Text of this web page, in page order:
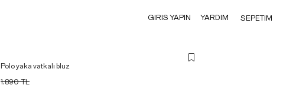
GIRIS YAPIN YARDIM SEPETIM
Polo yaka vatkalı bluz
1.890TL